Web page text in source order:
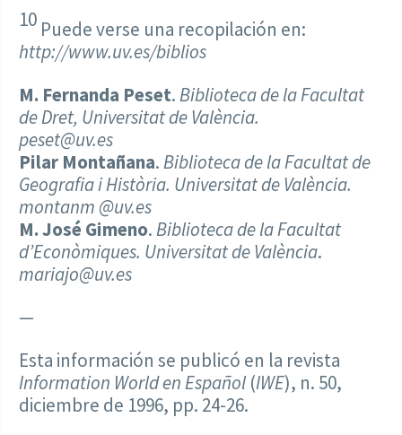
10 Puede verse una recopilación en:
http://www.uv.es/biblios
M. Fernanda Peset.Biblioteca de la Facultat
de Dret, Universitat de València.
peset@uv.es
Pilar Montañana.Biblioteca de la Facultat de
Geografia i Història. Universitat de València.
montanm @uv.es
M. José Gimeno.Biblioteca de la Facultat
d’Econòmiques. Universitat de València.
mariajo@uv.es
—
Esta información se publicó en la revista
Information World en Español (IWE), n. 50,
diciembre de 1996, pp. 24-26.